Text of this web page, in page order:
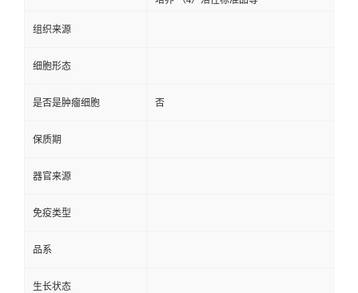
组织来源
细胞形态
是否是肿瘤细胞 否
保质期
器官来源
免疫类型
品系
生长状态